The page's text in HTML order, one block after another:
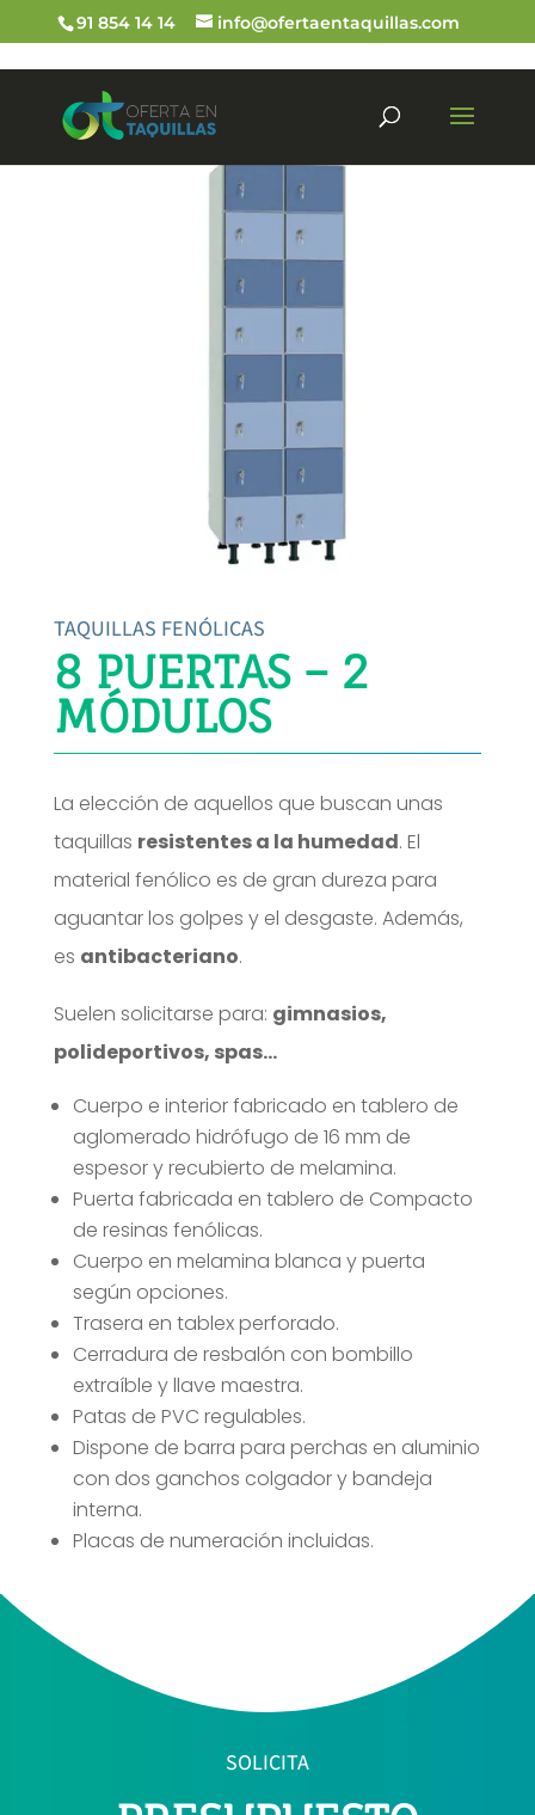
91 854 14 14 info@ofertaentaquillas.com
TAQUILLAS FENÓLICAS
8 PUERTAS – 2
MÓDULOS
La elección de aquellos que buscan unas
taquillas resistentes a la humedad. El
material fenólico es de gran dureza para
aguantar los golpes y el desgaste. Además,
es antibacteriano.
Suelen solicitarse para: gimnasios,
polideportivos, spas…
Cuerpo e interior fabricado en tablero de
aglomerado hidrófugo de 16 mm de
espesor y recubierto de melamina.
Puerta fabricada en tablero de Compacto
de resinas fenólicas.
Cuerpo en melamina blanca y puerta
según opciones.
Trasera en tablex perforado.
Cerradura de resbalón con bombillo
extraíble y llave maestra.
Patas de PVC regulables.
Dispone de barra para perchas en aluminio
con dos ganchos colgador y bandeja
interna.
Placas de numeración incluidas.
SOLICITA